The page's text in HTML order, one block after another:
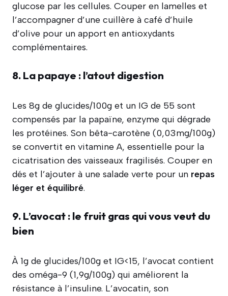
glucose par les cellules. Couper en lamelles et
l’accompagner d’une cuillère à café d’huile
d’olive pour un apport en antioxydants
complémentaires.
8. La papaye : l’atout digestion
Les 8g de glucides/100g et un IG de 55 sont
compensés par la papaïne, enzyme qui dégrade
les protéines. Son bêta-carotène (0,03mg/100g)
se convertit en vitamine A, essentielle pour la
cicatrisation des vaisseaux fragilisés. Couper en
dés et l’ajouter à une salade verte pour un repas
léger et équilibré.
9. L’avocat : le fruit gras qui vous veut du
bien
À 1g de glucides/100g et IG<15, l’avocat contient
des oméga-9 (1,9g/100g) qui améliorent la
résistance à l’insuline. L’avocatin, son